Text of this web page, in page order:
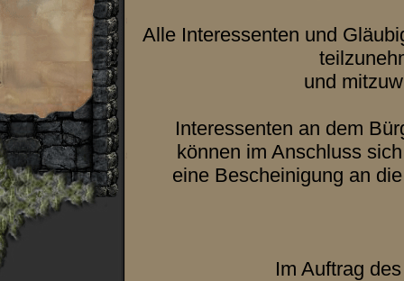
Alle Interessenten und
und
Interessenten an dem
können im Anschluss
eine Bescheinigung an
Im Auftrag